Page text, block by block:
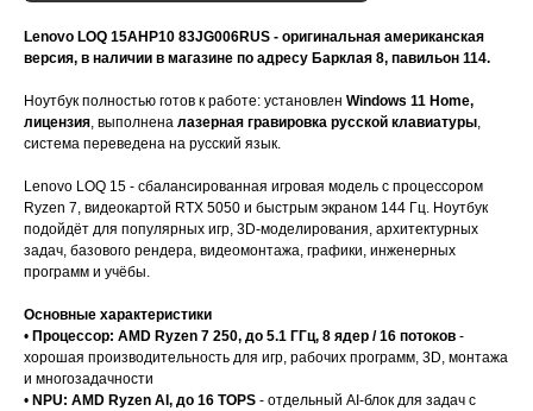
Lenovo LOQ 15AHP10 83JG006RUS - оригинальная американская
версия, в наличии в магазине по адресу Барклая 8, павильон 114.
Ноутбук полностью готов к работе: установлен Windows 11 Home,
лицензия, выполнена лазерная гравировка русской клавиатуры,
система переведена на русский язык.
Lenovo LOQ 15 - сбалансированная игровая модель с процессором
Ryzen 7, видеокартой RTX 5050 и быстрым экраном 144 Гц. Ноутбук
подойдёт для популярных игр, 3D-моделирования, архитектурных
задач, базового рендера, видеомонтажа, графики, инженерных
программ и учёбы.
Основные характеристики
• Процессор: AMD Ryzen 7 250, до 5.1 ГГц, 8 ядер / 16 потоков -
хорошая производительность для игр, рабочих программ, 3D, монтажа
и многозадачности
• NPU: AMD Ryzen AI, до 16 TOPS - отдельный AI-блок для задач с